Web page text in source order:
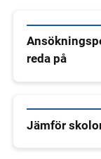
reda på
Jämför